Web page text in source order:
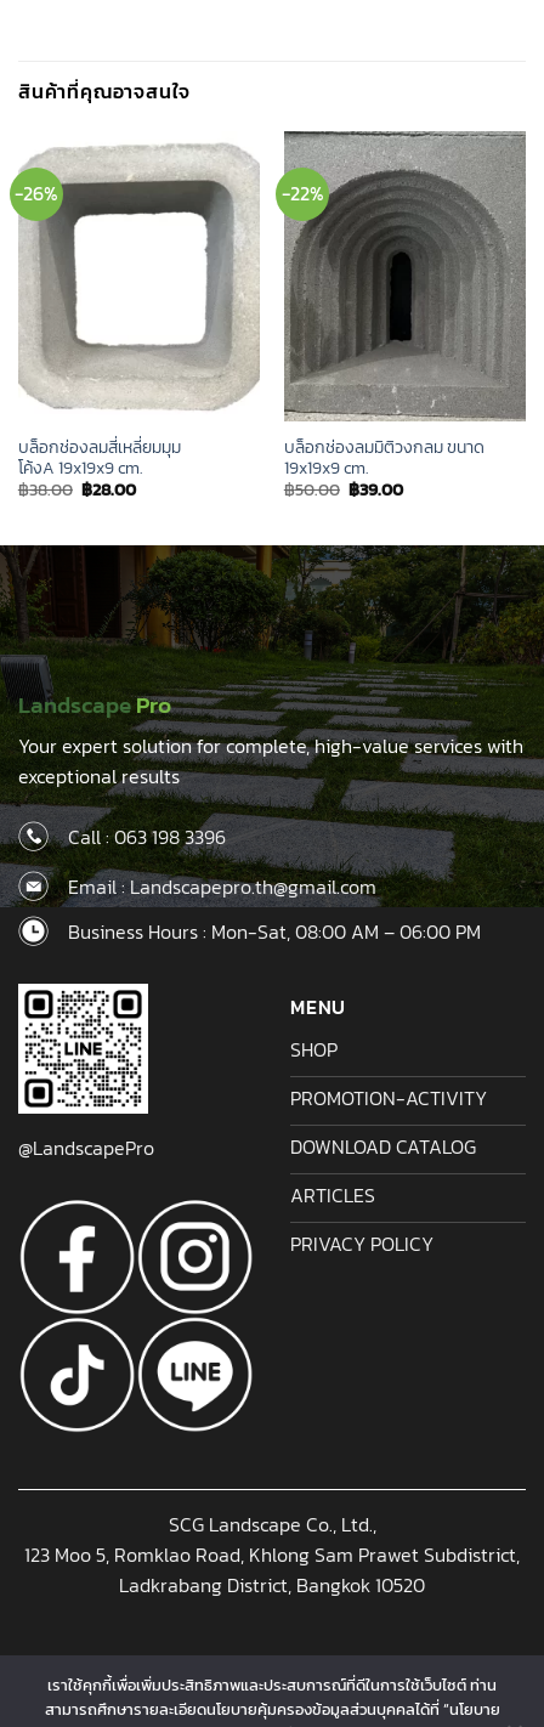
สินค้าที่คุณอาจสนใจ
-26%
บล็อกช่องลมสี่เหลี่ยมมุม
โค้งA 19x19x9 cm.
฿38.00 Original
price
฿28.00Current
price
-22%
บล็อกช่องลมมิติวงกลม ขนาด
19x19x9 cm.
฿50.00 Original
price
฿39.00Current
price
LandscapePro
Your expert solution for complete, high-value services with
exceptional results
Call :063 198 3396
Email : Landscapepro.th@gmail.com
Business Hours : Mon-Sat, 08:00 AM – 06:00 PM
@LandscapePro
MENU
SHOP
PROMOTION-ACTIVITY
DOWNLOAD CATALOG
ARTICLES
PRIVACY POLICY
SCG Landscape Co., Ltd.,
123 Moo 5, Romklao Road, Khlong Sam Prawet Subdistrict,
Ladkrabang District, Bangkok 10520
เราใช้คุกกี้เพื่อเพิ่มประสิทธิภาพและประสบการณ์ที่ดีในการใช้เว็บไซต์ ท่าน
สามารถศึกษารายละเอียดนโยบายคุ้มครองข้อมูลส่วนบุคคลได้ที่ “นโยบาย